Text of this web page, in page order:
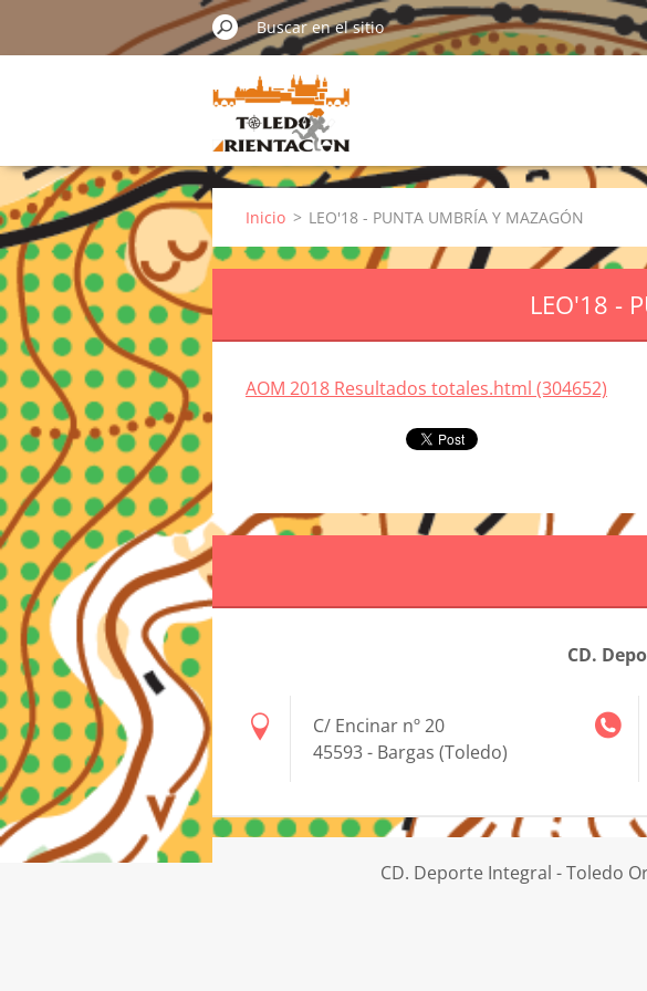
Inicio > LEO'18 - PUNTA UMBRÍA Y MAZAGÓN
LEO'18 -
AOM 2018 Resultados totales.html (304652)
CD.
C/ Encinar nº 20
45593 - Bargas (Toledo)
CD. Deporte Integral - Toledo